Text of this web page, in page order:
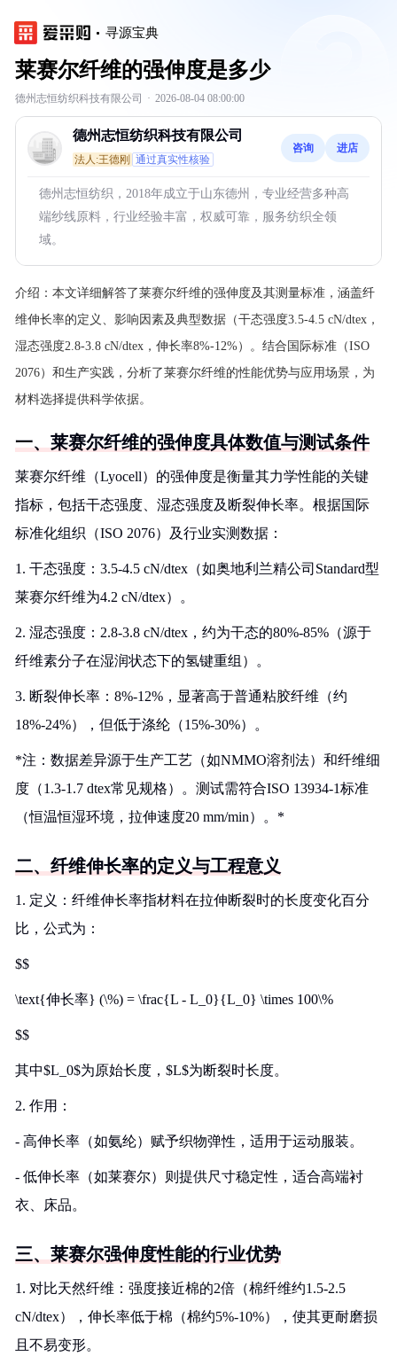
寻源宝典
莱赛尔纤维的强伸度是多少
德州志恒纺织科技有限公司 · 2026-08-04 08:00:00
德州志恒纺织科技有限公司
法人:王德刚 通过真实性核验
咨询 进店
德州志恒纺织，2018年成立于山东德州，专业经营多种高
端纱线原料，行业经验丰富，权威可靠，服务纺织全领
域。
介绍： 本文详细解答了莱赛尔纤维的强伸度及其测量标准，涵盖纤
维伸长率的定义、影响因素及典型数据（干态强度3.5-4.5 cN/dtex，
湿态强度2.8-3.8 cN/dtex，伸长率8%-12%）。结合国际标准（ISO
2076）和生产实践，分析了莱赛尔纤维的性能优势与应用场景，为
材料选择提供科学依据。
一、莱赛尔纤维的强伸度具体数值与测试条件
莱赛尔纤维（Lyocell）的强伸度是衡量其力学性能的关键
指标，包括干态强度、湿态强度及断裂伸长率。根据国际
标准化组织（ISO 2076）及行业实测数据：
1. 干态强度：3.5-4.5 cN/dtex（如奥地利兰精公司Standard型
莱赛尔纤维为4.2 cN/dtex）。
2. 湿态强度：2.8-3.8 cN/dtex，约为干态的80%-85%（源于
纤维素分子在湿润状态下的氢键重组）。
3. 断裂伸长率：8%-12%，显著高于普通粘胶纤维（约
18%-24%），但低于涤纶（15%-30%）。
*注：数据差异源于生产工艺（如NMMO溶剂法）和纤维细
度（1.3-1.7 dtex常见规格）。测试需符合ISO 13934-1标准
（恒温恒湿环境，拉伸速度20 mm/min）。*
二、纤维伸长率的定义与工程意义
1. 定义：纤维伸长率指材料在拉伸断裂时的长度变化百分
比，公式为：
$$
\text{伸长率} (\%) = \frac{L - L_0}{L_0} \times 100\%
$$
其中$L_0$为原始长度，$L$为断裂时长度。
2. 作用：
- 高伸长率（如氨纶）赋予织物弹性，适用于运动服装。
- 低伸长率（如莱赛尔）则提供尺寸稳定性，适合高端衬
衣、床品。
三、莱赛尔强伸度性能的行业优势
1. 对比天然纤维：强度接近棉的2倍（棉纤维约1.5-2.5
cN/dtex），伸长率低于棉（棉约5%-10%），使其更耐磨损
且不易变形。